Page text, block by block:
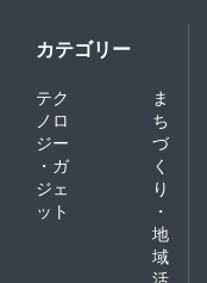
カテゴリー
テク
ノロ
ジー
・ガ
ジェ
ット
ま
ち
づ
く
り
・
地
域
活